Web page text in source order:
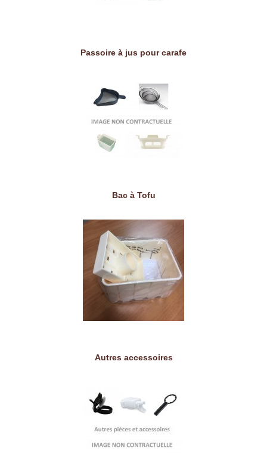
Passoire à jus pour carafe
Bac à Tofu
Autres accessoires